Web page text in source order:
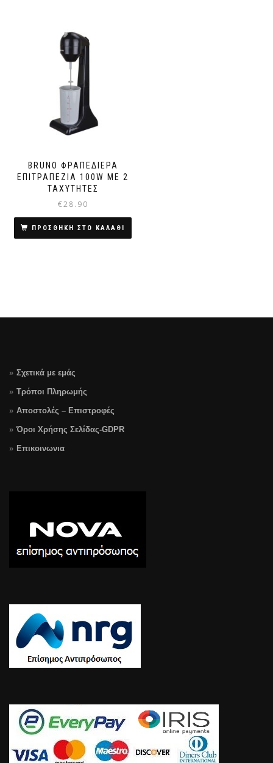
BRUNO ΦΡΑΠΕΔΙΈΡΑ
ΕΠΙΤΡΑΠΈΖΙΑ 100W ΜΕ 2
ΤΑΧΎΤΗΤΕΣ
€28.90
ΠΡΟΣΘΗΚΗ ΣΤΟ ΚΑΛΑΘΙ
Σχετικά με εμάς
Τρόποι Πληρωμής
Αποστολές – Επιστροφές
Όροι Χρήσης Σελίδας-GDPR
Επικοινωνια